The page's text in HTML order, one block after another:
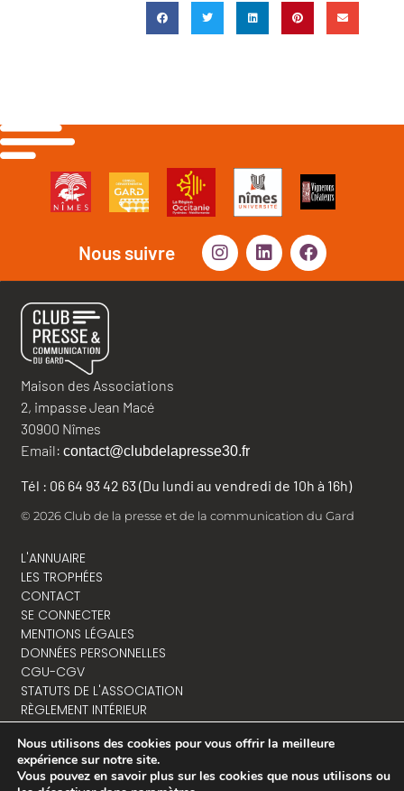
Nous suivre
Maison des Associations
2, impasse Jean Macé
30900 Nîmes
Email: contact@clubdelapresse30.fr
Tél : 06 64 93 42 63 (Du lundi au vendredi de 10h à 16h)
© 2026 Club de la presse et de la communication du Gard
L'ANNUAIRE
LES TROPHÉES
CONTACT
SE CONNECTER
MENTIONS LÉGALES
DONNÉES PERSONNELLES
CGU-CGV
STATUTS DE L'ASSOCIATION
RÈGLEMENT INTÉRIEUR
NOUS CONTACTER
Nous utilisons des cookies pour vous offrir la meilleure
expérience sur notre site.
Vous pouvez en savoir plus sur les cookies que nous utilisons ou